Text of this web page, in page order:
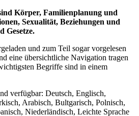
Körper, Familienplanung und
Sexualität, Beziehungen und
Gesetze.
und zum Teil sogar vorgelesen
eine übersichtliche Navigation tragen
Begriffe sind in einem
verfügbar: Deutsch, Englisch,
Arabisch, Bultgarisch, Polnisch,
Niederländisch, Leichte Sprache